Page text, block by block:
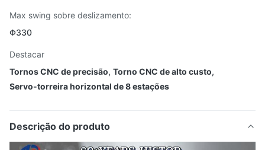
Max swing sobre deslizamento:
Φ330
Destacar
Tornos CNC de precisão, Torno CNC de alto custo,
Servo-torreira horizontal de 8 estações
Descrição do produto